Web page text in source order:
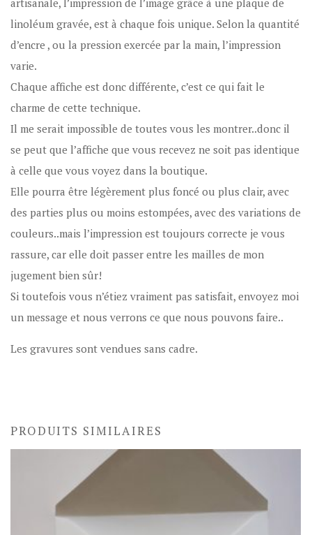
linoléum gravée, est à chaque fois unique. Selon la quantité
d’encre , ou la pression exercée par la main, l’impression
varie.
Chaque affiche est donc différente, c’est ce qui fait le
charme de cette technique.
Il me serait impossible de toutes vous les montrer..donc il
se peut que l’affiche que vous recevez ne soit pas identique
à celle que vous voyez dans la boutique.
Elle pourra être légèrement plus foncé ou plus clair, avec
des parties plus ou moins estompées, avec des variations de
couleurs..mais l’impression est toujours correcte je vous
rassure, car elle doit passer entre les mailles de mon
jugement bien sûr!
Si toutefois vous n’étiez vraiment pas satisfait, envoyez moi
un message et nous verrons ce que nous pouvons faire..
Les gravures sont vendues sans cadre.
PRODUITS SIMILAIRES